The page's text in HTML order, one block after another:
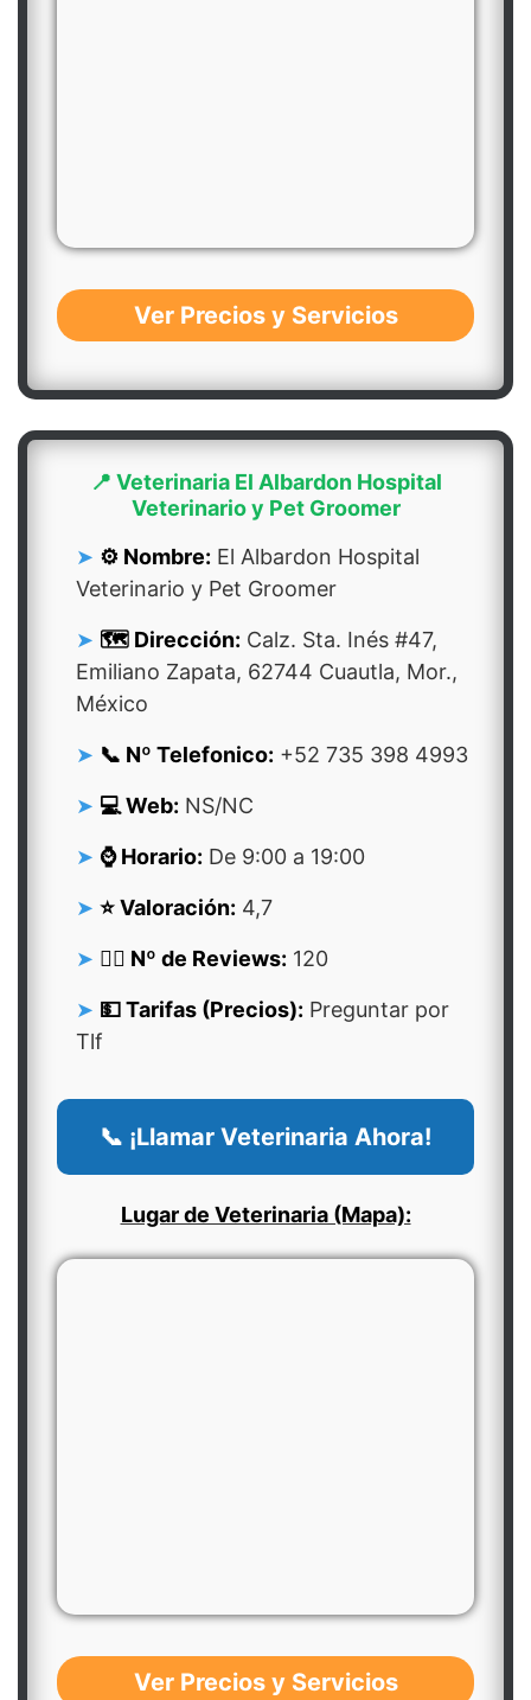
Ver Precios y Servicios
📍 Veterinaria El Albardon Hospital
Veterinario y Pet Groomer
⚙️ Nombre: El Albardon Hospital
Veterinario y Pet Groomer
🗺️ Dirección: Calz. Sta. Inés #47,
Emiliano Zapata, 62744 Cuautla, Mor.,
México
📞 Nº Telefonico: +52 735 398 4993
💻 Web: NS/NC
⌚ Horario: De 9:00 a 19:00
⭐ Valoración: 4,7
👍🏻 Nº de Reviews: 120
💵 Tarifas (Precios): Preguntar por
Tlf
📞 ¡Llamar Veterinaria Ahora!
Lugar de Veterinaria (Mapa):
Ver Precios y Servicios